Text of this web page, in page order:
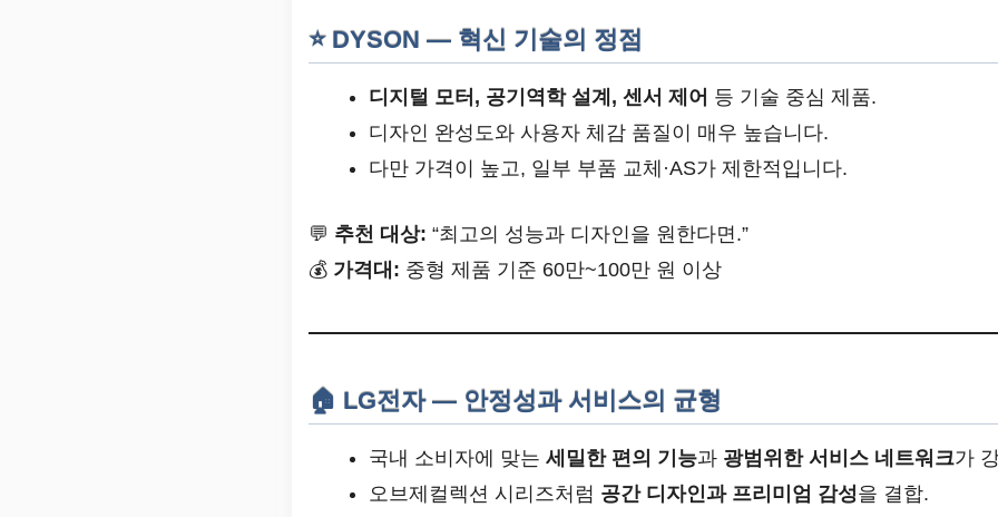
⭐ DYSON — 혁신 기술의 정점
디지털 모터, 공기역학 설계, 센서 제어 등 기술 중심 제품.
디자인 완성도와 사용자 체감 품질이 매우 높습니다.
다만 가격이 높고, 일부 부품 교체·AS가 제한적입니다.
💬 추천 대상: “최고의 성능과 디자인을 원한다면.”
💰 가격대: 중형 제품 기준 60만~100만 원 이상
🏠 LG전자 — 안정성과 서비스의 균형
국내 소비자에 맞는 세밀한 편의 기능과 광범위한 서비스 네트워크가
오브제컬렉션 시리즈처럼 공간 디자인과 프리미엄 감성을 결합.